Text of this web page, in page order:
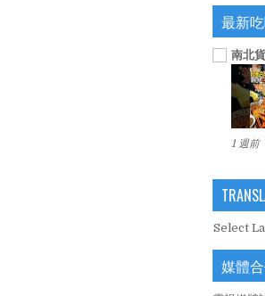
最新
南北
1 週前
Select
媒體